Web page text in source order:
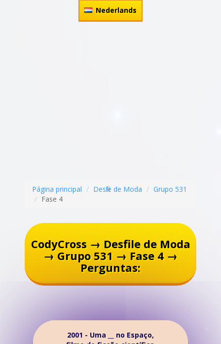
Nederlands
Página principal Desfile de Moda
Grupo 531
Fase 4
CodyCross → Desfile de Moda
→ Grupo 531 → Fase 4 →
Perguntas:
2001 - Uma __ no Espaço,